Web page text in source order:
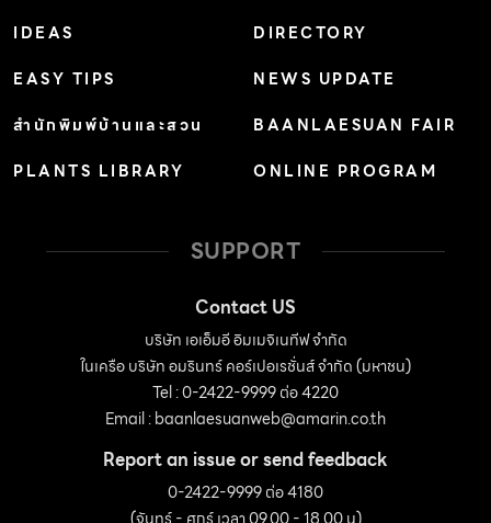
มาถึงยุคผมที่ไปขายในตลาดนัดจตุจักร ผมไปเจอบอนไซเข้าก็
รู้สึกชอบ เมื่อก่อนถือว่าเป็นไม้แปลก ก็เลยลองทํา ขายดู” คุณ
ที่เรียนเลย ถึงขั้นเกเรเสียด้วยซํ้า เขากลับมีหัวในเรื่องการเลือก
ญี่ปุ่นและเข้าป่าไปขุดตอต้นตะโก มะสัง และข่อย มาทําเป็นบอน
ไซเข้าประกวดตามงานต่างๆ “ผมทําบอนไซอยู่ 10 ปีแต่ตลาด
บอนไซยังไม่กว้างพอ ระหว่างนั้นผมไปเจอรองเท้านารีจาก
กลุ่มคนขายไม้ป่า ก็รู้สึกชอบเพราะเป็นไม้ที่แปลกดี เลยลองทํา
ลูกผสมและทํา […]
IDEAS
EASY TIPS
สำนักพิมพ์บ้านและสวน
PLANTS LIBRARY
DIRECTORY
NEWS UPDATE
BAANLAESUAN FAIR
ONLINE PROGRAM
SUPPORT
Contact US
บริษัท เอเอ็มอี อิมเมจิเนทีฟ จำกัด
ในเครือ บริษัท อมรินทร์ คอร์เปอเรชั่นส์ จำกัด (มหาชน)
Tel : 0-2422-9999 ต่อ 4220
Email :baanlaesuanweb@amarin.co.th
Report an issue or send feedback
0-2422-9999 ต่อ 4180